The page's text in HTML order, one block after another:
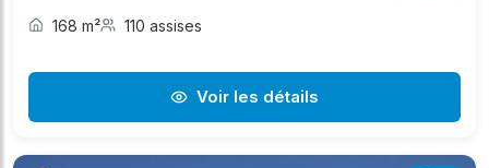
168 m² 110 assises
Voir les détails